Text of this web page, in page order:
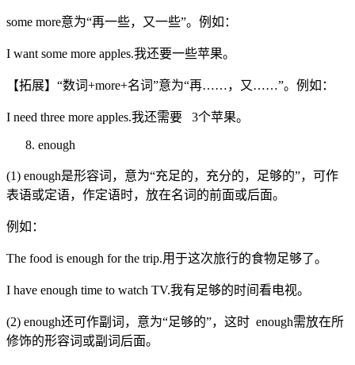
some more意为“再一些，又一些”。例如：
I want some more apples.我还要一些苹果。
【拓展】“数词+more+名词”意为“再……，又……”。例如：
I need three more apples.我还需要 3个苹果。
enough
(1) enough是形容词，意为“充足的，充分的，足够的”，可作
表语或定语，作定语时，放在名词的前面或后面。
例如：
The food is enough for the trip.用于这次旅行的食物足够了。
I have enough time to watch TV.我有足够的时间看电视。
(2) enough还可作副词，意为“足够的”，这时 enough需放在所
修饰的形容词或副词后面。